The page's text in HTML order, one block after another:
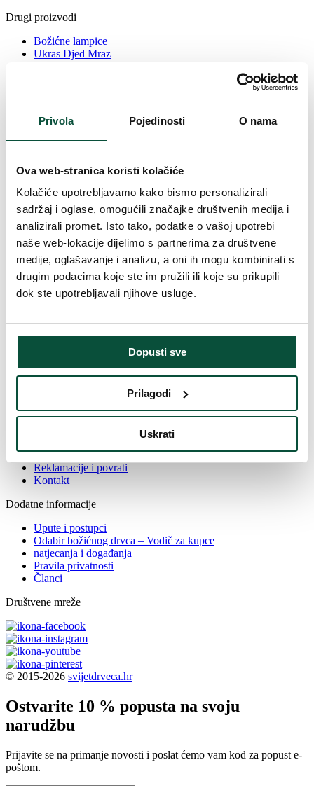
Privola Pojedinosti O nama
Ova web-stranica koristi kolačiće
Kolačiće upotrebljavamo kako bismo personalizirali
sadržaj i oglase, omogućili značajke društvenih medija i
analizirali promet. Isto tako, podatke o vašoj upotrebi
naše web-lokacije dijelimo s partnerima za društvene
medije, oglašavanje i analizu, a oni ih mogu kombinirati s
drugim podacima koje ste im pružili ili koje su prikupili
dok ste upotrebljavali njihove usluge.
Dopusti sve
Prilagodi
Uskrati
Drugi proizvodi
Božićne lampice
Ukras Djed Mraz
Božićne girlande
Mirisni štapići za drvce
Stalci
Your cart is currently empty.
Return to shop
Više od 130.000 zadovoljnih kupaca
Više od 100 vrsta drvca
Jamstvo 2 godine
Informacije o kupovini
Uvjeti kupovine
Reklamacije i povrati
Kontakt
Dodatne informacije
Upute i postupci
Odabir božićnog drvca – Vodič za kupce
natjecanja i događanja
Pravila privatnosti
Članci
Društvene mreže
© 2015-2026 svijetdrveca.hr
Ostvarite 10 % popusta na svoju
narudžbu
Prijavite se na primanje novosti i poslat ćemo vam kod za popust e-
poštom.